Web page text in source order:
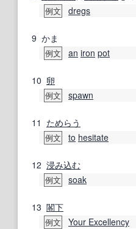
例文 dregs
9 かま
例文 an iron pot
10 卵
例文 spawn
11 ためらう
例文 to hesitate
12 浸み込む
例文 soak
13 閣下
例文 Your Excellency